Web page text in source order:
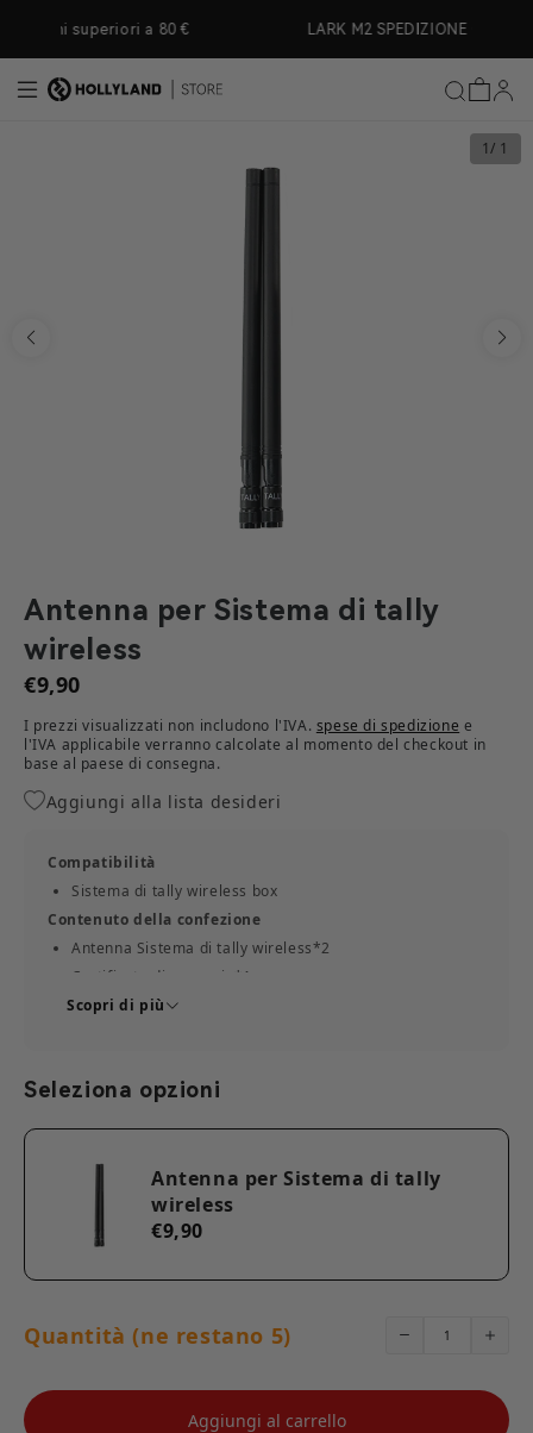
ai contenutiLARK M2 SPEDIZIONE GRATUITA
1/ 1
Antenna per Sistema di tally
wireless
€9,90
I prezzi visualizzati non includono l'IVA. spese di spedizione e
l'IVA applicabile verranno calcolate al momento del checkout in
base al paese di consegna.​
Aggiungi alla lista desideri
Compatibilità
Sistema di tally wireless box
Contenuto della confezione
Antenna Sistema di tally wireless*2
Certificato di garanzia*1
Scopri di più
Seleziona opzioni
Antenna per Sistema di tally
wireless
€9,90
Quantità (ne restano 5)
Aggiungi al carrello